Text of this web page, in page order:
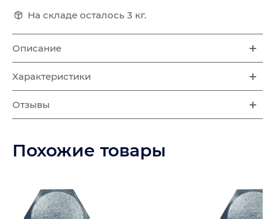
На складе осталось 3 кг.
Описание
Характеристики
Отзывы
Похожие товары